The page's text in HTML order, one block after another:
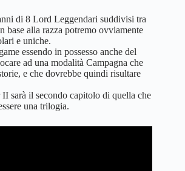
di 8 Lord Leggendari suddivisi tra
base alla razza potremo ovviamente
e uniche.
essendo in possesso anche del
ad una modalità Campagna che
e che dovrebbe quindi risultare
sarà il secondo capitolo di quella che
una trilogia.